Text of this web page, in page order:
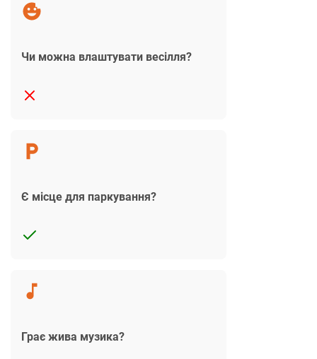
Чи можна влаштувати весілля?
Є місце для паркування?
Грає жива музика?